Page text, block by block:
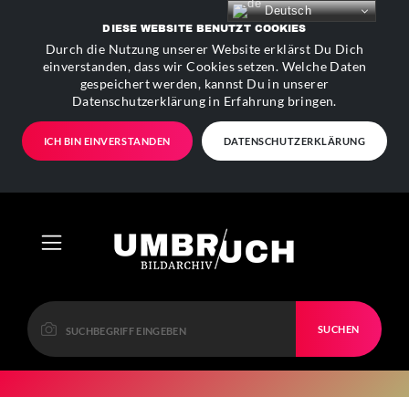
DIESE WEBSITE BENUTZT COOKIES
Durch die Nutzung unserer Website erklärst Du Dich
einverstanden, dass wir Cookies setzen. Welche Daten
gespeichert werden, kannst Du in unserer
Datenschutzerklärung in Erfahrung bringen.
ICH BIN EINVERSTANDEN DATENSCHUTZERKLÄRUNG
SUCHEN
Deutsch